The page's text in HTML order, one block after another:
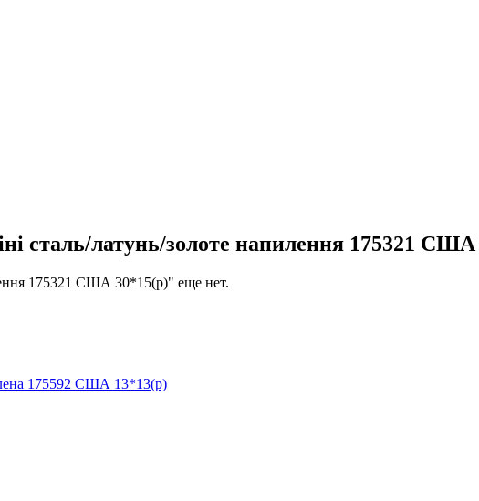
сталь/латунь/золоте напилення 175321
175321 США 30*15(р)" еще нет.
175592 США 13*13(р)